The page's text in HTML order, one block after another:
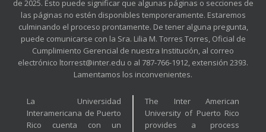
de 2025. Esto puede significar que algunas páginas o secciones de
las páginas no estén disponibles temporeramente. Estaremos
culminando el proceso prontamente. De tener alguna pregunta,
puede comunicarse con la Sra. Lilia M. Torres Torres, Oficial de
Cumplimiento Gerencial de nuestra Institución, al correo
electrónico ltorrest@inter.edu o al 787-766-1912, extensión 2393.
Lamentamos los inconvenientes.
La Universidad
Interamericana de Puerto
Rico cuenta con un
The Inter American
University of Puerto Rico
provides a process